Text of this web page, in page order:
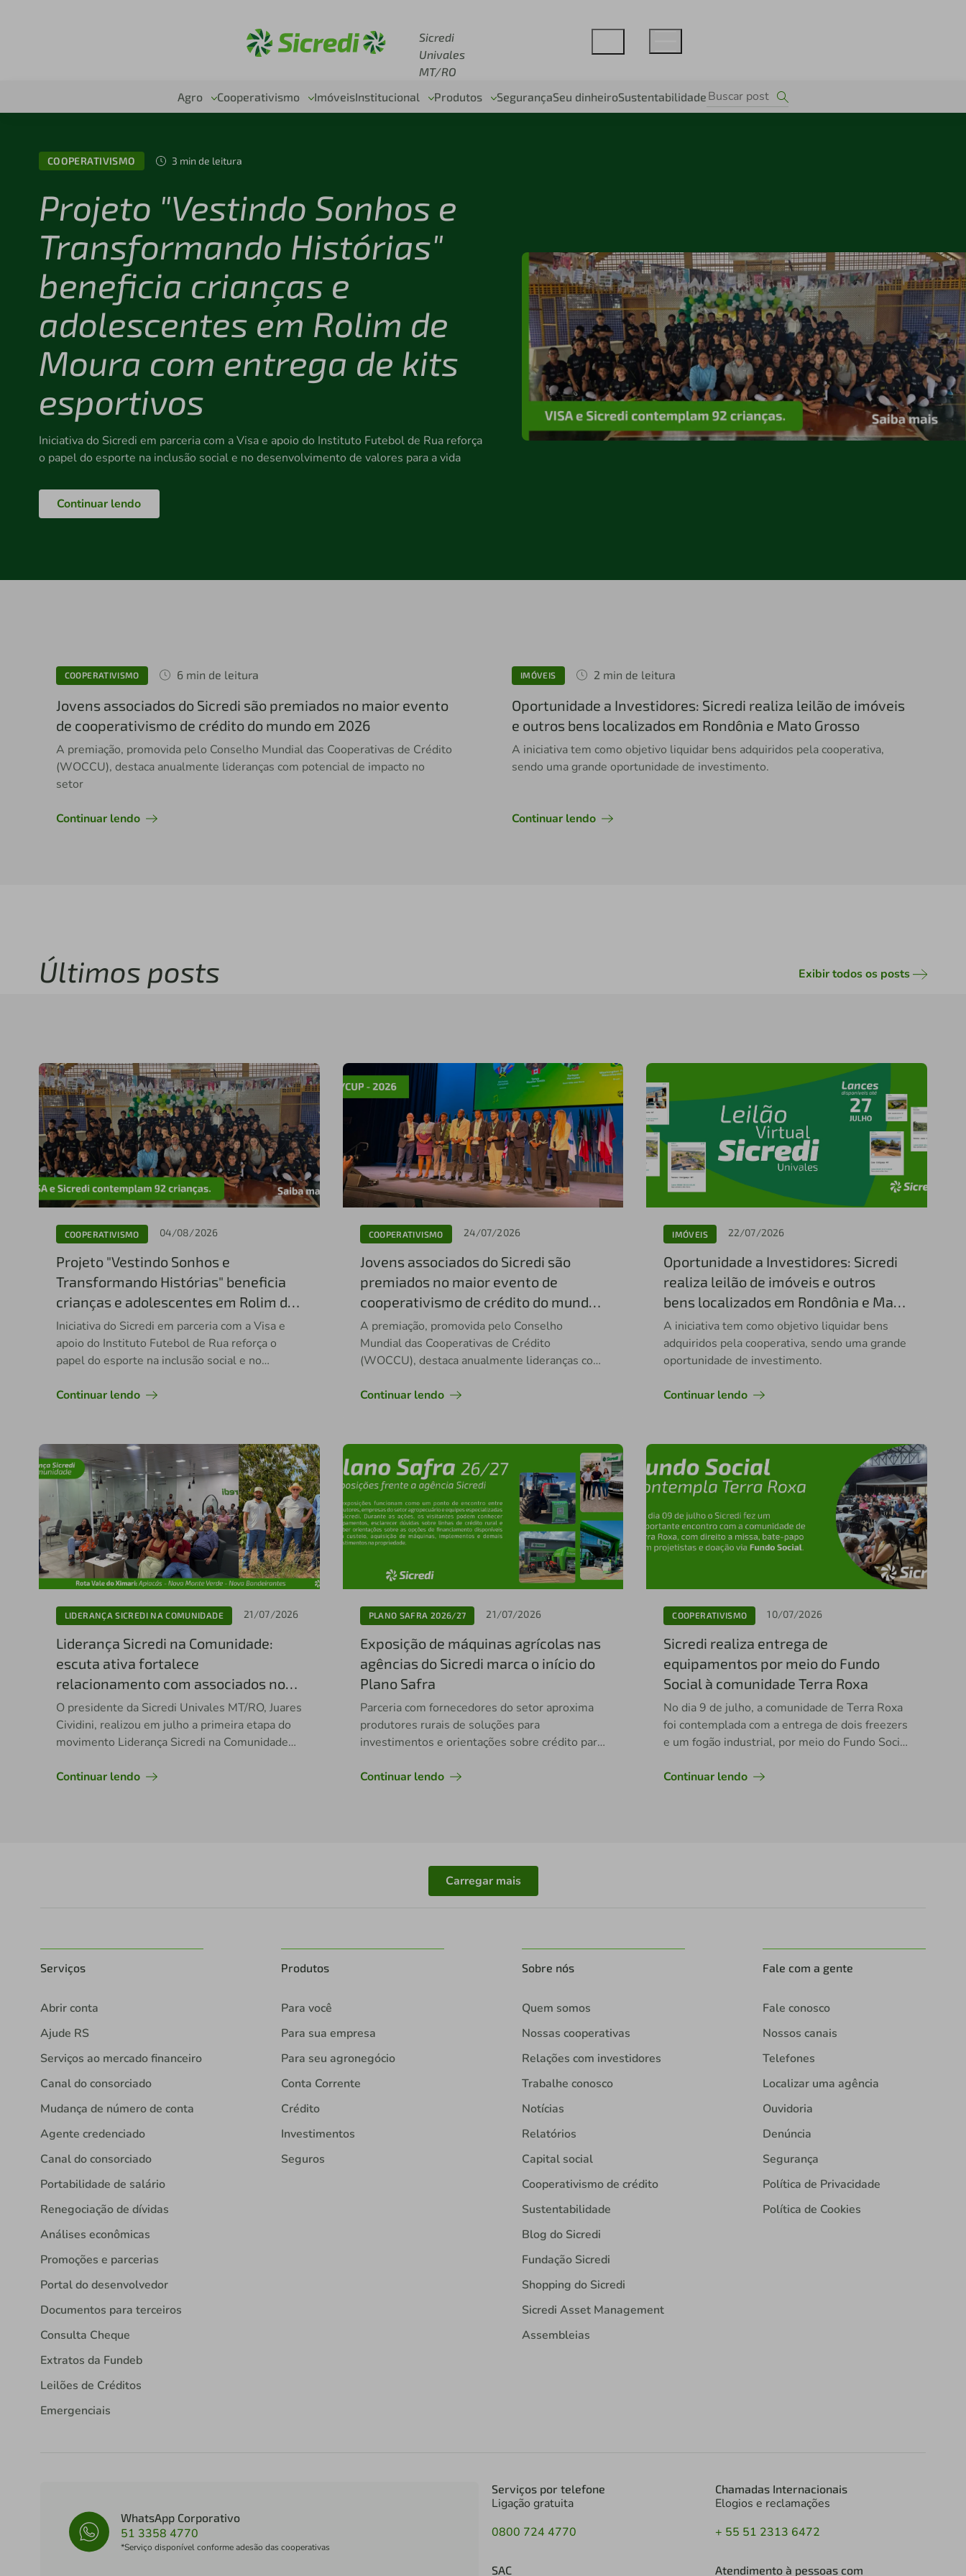
Sicredi
Univales
MT/RO
Agro
Cooperativismo ImóveisInstitucional Produtos SegurançaSeu dinheiroSustentabilidade
COOPERATIVISMO 3 min de leitura
Projeto "Vestindo Sonhos e
Transformando Histórias"
beneficia crianças e
adolescentes em Rolim de
Moura com entrega de kits
esportivos
Iniciativa do Sicredi em parceria com a Visa e apoio do Instituto Futebol de Rua reforça
o papel do esporte na inclusão social e no desenvolvimento de valores para a vida
Continuar lendo
COOPERATIVISMO 6 min de leitura
Jovens associados do Sicredi são premiados no maior evento
de cooperativismo de crédito do mundo em 2026
A premiação, promovida pelo Conselho Mundial das Cooperativas de Crédito
(WOCCU), destaca anualmente lideranças com potencial de impacto no
setor
Continuar lendo
IMÓVEIS 2 min de leitura
Oportunidade a Investidores: Sicredi realiza leilão de imóveis
e outros bens localizados em Rondônia e Mato Grosso
A iniciativa tem como objetivo liquidar bens adquiridos pela cooperativa,
sendo uma grande oportunidade de investimento.
Continuar lendo
Últimos posts Exibir todos os posts
COOPERATIVISMO 04/08/2026
Projeto "Vestindo Sonhos e
Transformando Histórias" beneficia
crianças e adolescentes em Rolim de
Moura com entrega de kits esportivos
Iniciativa do Sicredi em parceria com a Visa e
apoio do Instituto Futebol de Rua reforça o
papel do esporte na inclusão social e no
Continuar lendo
COOPERATIVISMO 24/07/2026
Jovens associados do Sicredi são
premiados no maior evento de
cooperativismo de crédito do mundo
em 2026
A premiação, promovida pelo Conselho
Mundial das Cooperativas de Crédito
(WOCCU), destaca anualmente lideranças com
Continuar lendo
IMÓVEIS 22/07/2026
Oportunidade a Investidores: Sicredi
realiza leilão de imóveis e outros
bens localizados em Rondônia e Mato
Grosso
A iniciativa tem como objetivo liquidar bens
adquiridos pela cooperativa, sendo uma grande
oportunidade de investimento.
Continuar lendo
LIDERANÇA SICREDI NA COMUNIDADE 21/07/2026
Liderança Sicredi na Comunidade:
escuta ativa fortalece
relacionamento com associados no
Vale do Ximari
O presidente da Sicredi Univales MT/RO, Juares
Cividini, realizou em julho a primeira etapa do
movimento Liderança Sicredi na Comunidade
proximidade, a transparência e a construção
Continuar lendo
PLANO SAFRA 2026/27 21/07/2026
Exposição de máquinas agrícolas nas
agências do Sicredi marca o início do
Plano Safra
Parceria com fornecedores do setor aproxima
produtores rurais de soluções para
investimentos e orientações sobre crédito para
Continuar lendo
COOPERATIVISMO 10/07/2026
Sicredi realiza entrega de
equipamentos por meio do Fundo
Social à comunidade Terra Roxa
No dia 9 de julho, a comunidade de Terra Roxa
foi contemplada com a entrega de dois freezers
e um fogão industrial, por meio do Fundo Social
Continuar lendo
Carregar mais
Serviços
Abrir conta
Ajude RS
Serviços ao mercado financeiro
Canal do consorciado
Mudança de número de conta
Agente credenciado
Canal do consorciado
Portabilidade de salário
Renegociação de dívidas
Análises econômicas
Promoções e parcerias
Portal do desenvolvedor
Documentos para terceiros
Consulta Cheque
Extratos da Fundeb
Leilões de Créditos
Emergenciais
Produtos
Para você
Para sua empresa
Para seu agronegócio
Conta Corrente
Crédito
Investimentos
Seguros
Sobre nós
Quem somos
Nossas cooperativas
Relações com investidores
Trabalhe conosco
Notícias
Relatórios
Capital social
Cooperativismo de crédito
Sustentabilidade
Blog do Sicredi
Fundação Sicredi
Shopping do Sicredi
Sicredi Asset Management
Assembleias
Fale com a gente
Fale conosco
Nossos canais
Telefones
Localizar uma agência
Ouvidoria
Denúncia
Segurança
Política de Privacidade
Política de Cookies
WhatsApp Corporativo
51 3358 4770
*Serviço disponível conforme adesão das cooperativas
Serviços por telefone
Ligação gratuita
0800 724 4770
SAC
Chamadas Internacionais
Elogios e reclamações
+ 55 51 2313 6472
Atendimento à pessoas com